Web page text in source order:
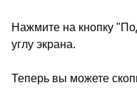
Нажмите на кнопку
углу экрана.
Теперь вы можете